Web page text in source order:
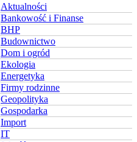
Aktualności
Bankowość i Finanse
BHP
Budownictwo
Dom i ogród
Ekologia
Energetyka
Firmy rodzinne
Geopolityka
Gospodarka
Import
IT